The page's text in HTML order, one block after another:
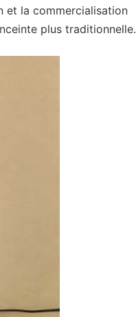
et la commercialisation
plus traditionnelle.